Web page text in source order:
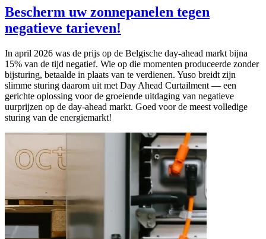
Bescherm uw zonnepanelen tegen
negatieve tarieven!
In april 2026 was de prijs op de Belgische day-ahead markt bijna
15% van de tijd negatief. Wie op die momenten produceerde zonder
bijsturing, betaalde in plaats van te verdienen. Yuso breidt zijn
slimme sturing daarom uit met Day Ahead Curtailment — een
gerichte oplossing voor de groeiende uitdaging van negatieve
uurprijzen op de day-ahead markt. Goed voor de meest volledige
sturing van de energiemarkt!